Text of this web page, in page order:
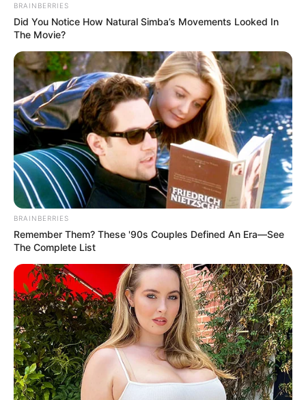
BRAINBERRIES
Did You Notice How Natural Simba’s Movements Looked In
The Movie?
BRAINBERRIES
Remember Them? These '90s Couples Defined An Era—See
The Complete List